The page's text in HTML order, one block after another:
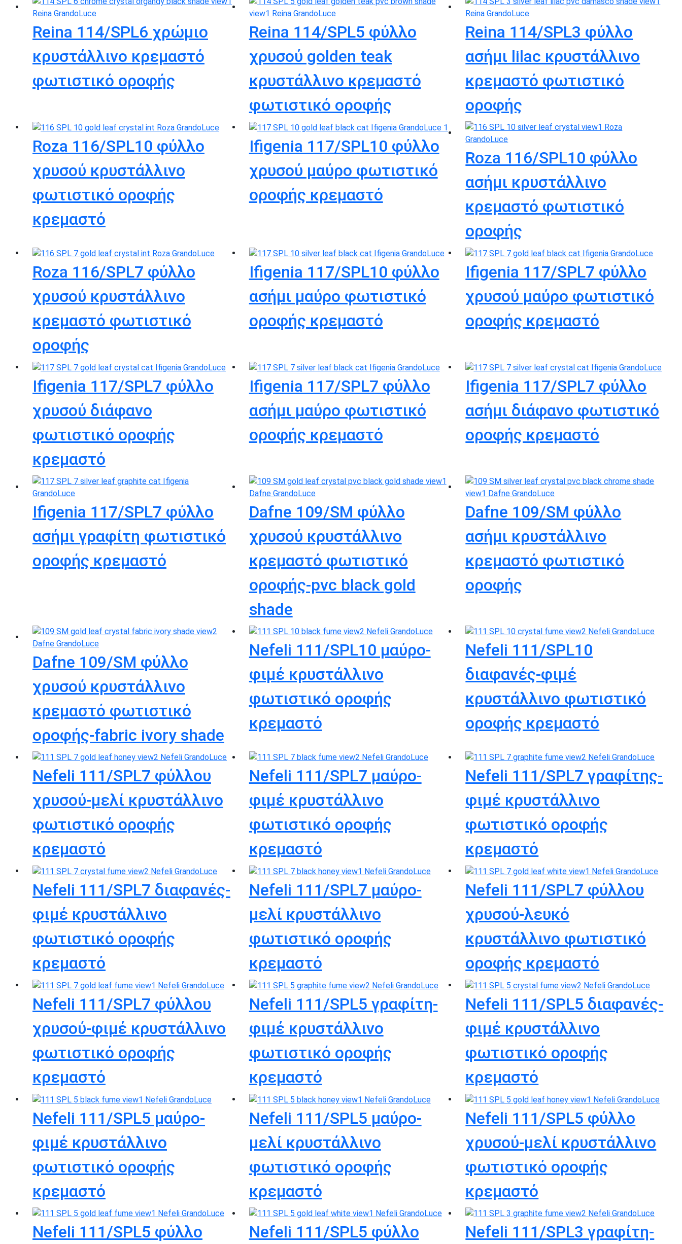
Reina 114/SPL6 χρώμιο
κρυστάλλινο κρεμαστό
φωτιστικό οροφής
Reina 114/SPL5 φύλλο
χρυσού golden teak
κρυστάλλινο κρεμαστό
φωτιστικό οροφής
Reina 114/SPL3 φύλλο
ασήμι lilac κρυστάλλινο
κρεμαστό φωτιστικό
οροφής
Roza 116/SPL10 φύλλο
χρυσού κρυστάλλινο
φωτιστικό οροφής
κρεμαστό
Ifigenia 117/SPL10 φύλλο
χρυσού μαύρο φωτιστικό
οροφής κρεμαστό
Roza 116/SPL10 φύλλο
ασήμι κρυστάλλινο
κρεμαστό φωτιστικό
οροφής
Roza 116/SPL7 φύλλο
χρυσού κρυστάλλινο
κρεμαστό φωτιστικό
οροφής
Ifigenia 117/SPL10 φύλλο
ασήμι μαύρο φωτιστικό
οροφής κρεμαστό
Ifigenia 117/SPL7 φύλλο
χρυσού μαύρο φωτιστικό
οροφής κρεμαστό
Ifigenia 117/SPL7 φύλλο
χρυσού διάφανο
φωτιστικό οροφής
κρεμαστό
Ifigenia 117/SPL7 φύλλο
ασήμι μαύρο φωτιστικό
οροφής κρεμαστό
Ifigenia 117/SPL7 φύλλο
ασήμι διάφανο φωτιστικό
οροφής κρεμαστό
Ifigenia 117/SPL7 φύλλο
ασήμι γραφίτη φωτιστικό
οροφής κρεμαστό
Dafne 109/SM φύλλο
χρυσού κρυστάλλινο
κρεμαστό φωτιστικό
οροφής-pvc black gold
shade
Dafne 109/SM φύλλο
ασήμι κρυστάλλινο
κρεμαστό φωτιστικό
οροφής
Dafne 109/SM φύλλο
χρυσού κρυστάλλινο
κρεμαστό φωτιστικό
οροφής-fabric ivory shade
Nefeli 111/SPL10 μαύρο-
φιμέ κρυστάλλινο
φωτιστικό οροφής
κρεμαστό
Nefeli 111/SPL10
διαφανές-φιμέ
κρυστάλλινο φωτιστικό
οροφής κρεμαστό
Nefeli 111/SPL7 φύλλου
χρυσού-μελί κρυστάλλινο
φωτιστικό οροφής
κρεμαστό
Nefeli 111/SPL7 μαύρο-
φιμέ κρυστάλλινο
φωτιστικό οροφής
κρεμαστό
Nefeli 111/SPL7 γραφίτης-
φιμέ κρυστάλλινο
φωτιστικό οροφής
κρεμαστό
Nefeli 111/SPL7 διαφανές-
φιμέ κρυστάλλινο
φωτιστικό οροφής
κρεμαστό
Nefeli 111/SPL7 μαύρο-
μελί κρυστάλλινο
φωτιστικό οροφής
κρεμαστό
Nefeli 111/SPL7 φύλλου
χρυσού-λευκό
κρυστάλλινο φωτιστικό
οροφής κρεμαστό
Nefeli 111/SPL7 φύλλου
χρυσού-φιμέ κρυστάλλινο
φωτιστικό οροφής
κρεμαστό
Nefeli 111/SPL5 γραφίτη-
φιμέ κρυστάλλινο
φωτιστικό οροφής
κρεμαστό
Nefeli 111/SPL5 διαφανές-
φιμέ κρυστάλλινο
φωτιστικό οροφής
κρεμαστό
Nefeli 111/SPL5 μαύρο-
φιμέ κρυστάλλινο
φωτιστικό οροφής
κρεμαστό
Nefeli 111/SPL5 μαύρο-
μελί κρυστάλλινο
φωτιστικό οροφής
κρεμαστό
Nefeli 111/SPL5 φύλλο
χρυσού-μελί κρυστάλλινο
φωτιστικό οροφής
κρεμαστό
Nefeli 111/SPL5 φύλλο Nefeli 111/SPL5 φύλλο Nefeli 111/SPL3 γραφίτη-